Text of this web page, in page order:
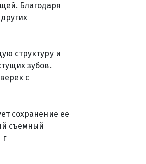
Благодаря
структуру и
зубов.
с
сохранение ее
съемный